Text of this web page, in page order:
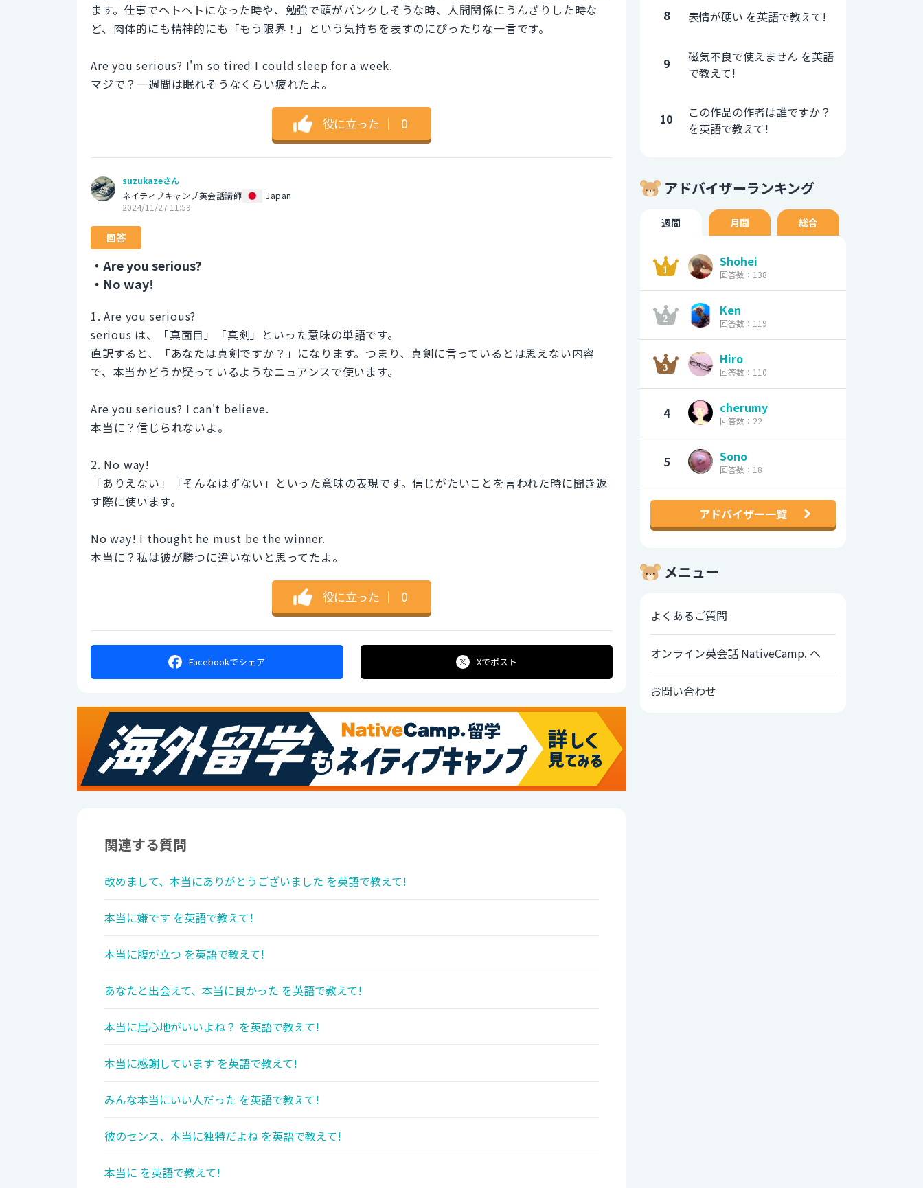
ます。仕事でヘトヘトになった時や、勉強で頭がパンクしそうな時、人間関係にうんざりした時な
ど、肉体的にも精神的にも「もう限界！」という気持ちを表すのにぴったりな一言です。
Are you serious? I'm so tired I could sleep for a week.
マジで？一週間は眠れそうなくらい疲れたよ。
役に立った ｜ 0
suzukazeさん
ネイティブキャンプ英会話講師
Japan
2024/11/27 11:59
回答
・Are you serious?
・No way!
1. Are you serious?
serious は、「真面目」「真剣」といった意味の単語です。
直訳すると、「あなたは真剣ですか？」になります。つまり、真剣に言っているとは思えない内容
で、本当かどうか疑っているようなニュアンスで使います。
Are you serious? I can't believe.
本当に？信じられないよ。
2. No way!
「ありえない」「そんなはずない」といった意味の表現です。信じがたいことを言われた時に聞き返
す際に使います。
No way! I thought he must be the winner.
本当に？私は彼が勝つに違いないと思ってたよ。
役に立った ｜ 0
Facebookでシェア Xでポスト
関連する質問
改めまして、本当にありがとうございました を英語で教えて!
本当に嫌です を英語で教えて!
本当に腹が立つ を英語で教えて!
あなたと出会えて、本当に良かった を英語で教えて!
本当に居心地がいいよね？ を英語で教えて!
本当に感謝しています を英語で教えて!
みんな本当にいい人だった を英語で教えて!
彼のセンス、本当に独特だよね を英語で教えて!
本当に を英語で教えて!
8 表情が硬い を英語で教えて!
9
磁気不良で使えません を英語
で教えて!
10
この作品の作者は誰ですか？
を英語で教えて!
アドバイザーランキング
週間 月間 総合
Shohei
回答数：138
Ken
回答数：119
Hiro
回答数：110
4 cherumy
回答数：22
5 Sono
回答数：18
アドバイザー一覧
メニュー
よくあるご質問
オンライン英会話 NativeCamp. へ
お問い合わせ